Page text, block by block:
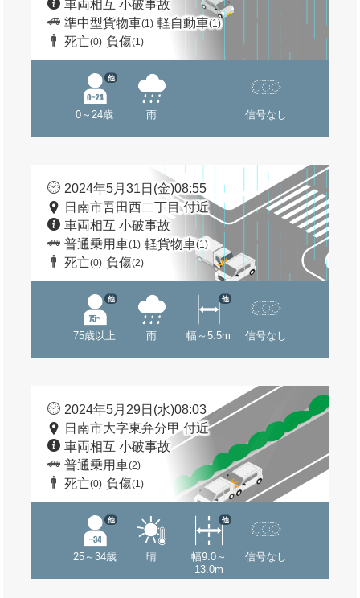
車両相互 小破事故
準中型貨物車(1) 軽自動車(1)
死亡(0) 負傷(1)
0～24歳
他
雨 信号なし
2024年5月31日(金)08:55
日南市吾田西二丁目 付近
車両相互 小破事故
普通乗用車(1) 軽貨物車(1)
死亡(0) 負傷(2)
75歳以上
他
雨 幅～5.5m
他
信号なし
2024年5月29日(水)08:03
日南市大字東弁分甲 付近
車両相互 小破事故
普通乗用車(2)
死亡(0) 負傷(1)
25～34歳
他
晴
幅9.0～
13.0m
他
信号なし